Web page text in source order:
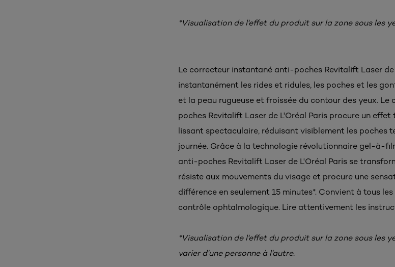
*Visualisation de l'effet du produit sur la zone sous les
Le correcteur instantané anti-poches Revitalift Laser de
instantanément les rides et ridules, les poches et les
et la peau rugueuse et froissée du contour des yeux.
poches Revitalift Laser de L'Oréal Paris procure un
lissant spectaculaire, réduisant visiblement les poches
journée. Grâce à la technologie révolutionnaire gel-à-
anti-poches Revitalift Laser de L'Oréal Paris se
résiste aux mouvements du visage et procure une
différence en seulement 15 minutes*. Convient à tous
contrôle ophtalmologique. Lire attentivement les
*Visualisation de l'effet du produit sur la zone sous les
varier d'une personne à l'autre.